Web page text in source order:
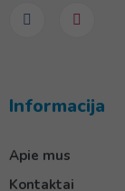
Informacija
Apie mus
Kontaktai